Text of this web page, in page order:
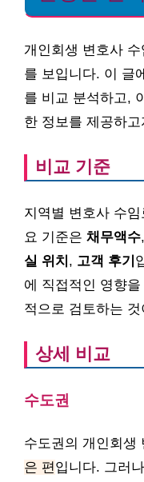
개인회생 변호사
를 보입니다. 이 글
를 비교 분석하고,
한 정보를 제공하
비교 기준
지역별 변호사 수
요 기준은 채무액수,
실 위치 , 고객 후기
에 직접적인 영향
적으로 검토하는
상세 비교
수도권
수도권의 개인회생
은 편입니다. 그러